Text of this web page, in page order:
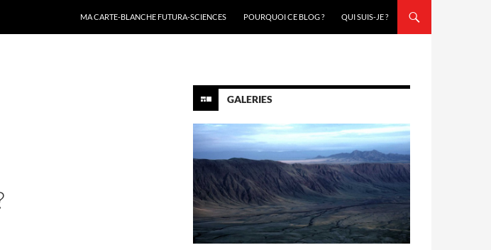
MA CARTE-BLANCHE FUTURA-SCIENCES
POURQUOI CE BLOG ? QUI SUIS-JE ?
GALERIES